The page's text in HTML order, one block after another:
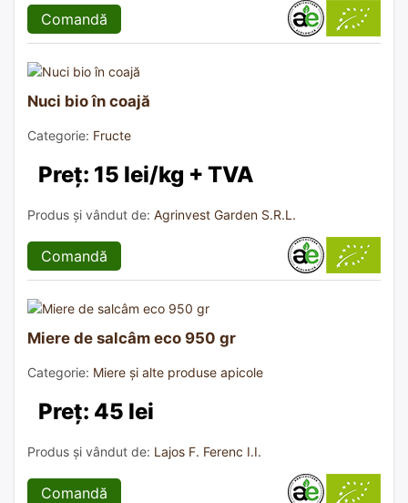
Comandă
Nuci bio în coajă
Categorie: Fructe
Preț: 15 lei/kg + TVA
Produs și vândut de: Agrinvest Garden S.R.L.
Comandă
Miere de salcâm eco 950 gr
Categorie: Miere și alte produse apicole
Preț: 45 lei
Produs și vândut de: Lajos F. Ferenc I.I.
Comandă